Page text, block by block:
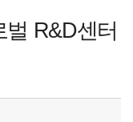
R&D센터